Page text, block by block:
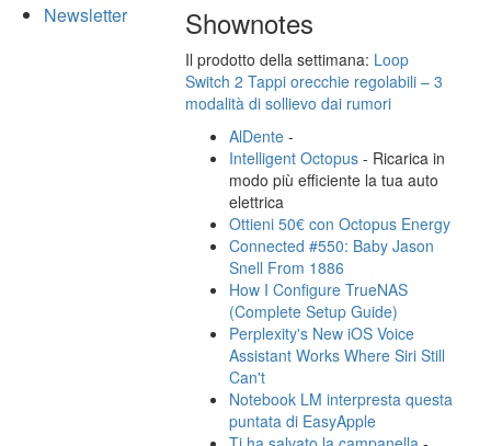
Newsletter
Shownotes
Il prodotto della settimana: Loop
Switch 2 Tappi orecchie regolabili – 3
modalità di sollievo dai rumori
AlDente -
Intelligent Octopus - Ricarica in
modo più efficiente la tua auto
elettrica
Ottieni 50€ con Octopus Energy
Connected #550: Baby Jason
Snell From 1886
How I Configure TrueNAS
(Complete Setup Guide)
Perplexity's New iOS Voice
Assistant Works Where Siri Still
Can't
Notebook LM interpresta questa
puntata di EasyApple